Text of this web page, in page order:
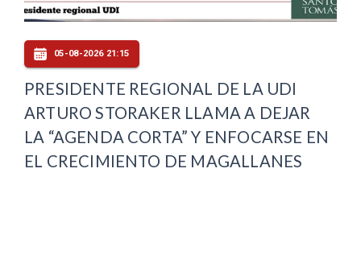
05-08-2026 21:15
PRESIDENTE REGIONAL DE LA UDI
ARTURO STORAKER LLAMA A DEJAR
LA “AGENDA CORTA” Y ENFOCARSE EN
EL CRECIMIENTO DE MAGALLANES